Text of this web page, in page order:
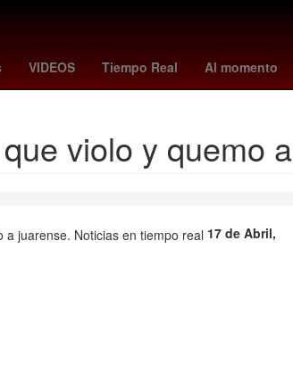
VIDEOS Tiempo Real Al momento
16 pro max Agresión Tecate hidemasa
violo y quemo
17 de Abril,